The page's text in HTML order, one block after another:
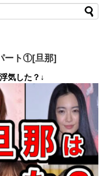
ート①[旦那]
気した？↓